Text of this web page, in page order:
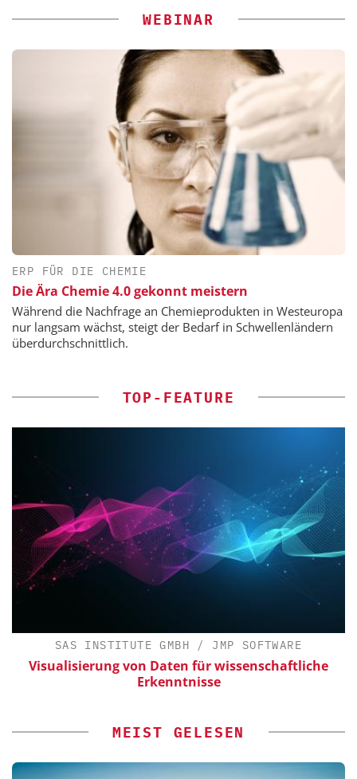
WEBINAR
ERP FÜR DIE CHEMIE
Die Ära Chemie 4.0 gekonnt meistern
Während die Nachfrage an Chemieprodukten in Westeuropa
nur langsam wächst, steigt der Bedarf in Schwellenländern
überdurchschnittlich.
TOP-FEATURE
SAS INSTITUTE GMBH / JMP SOFTWARE
Visualisierung von Daten für wissenschaftliche
Erkenntnisse
MEIST GELESEN